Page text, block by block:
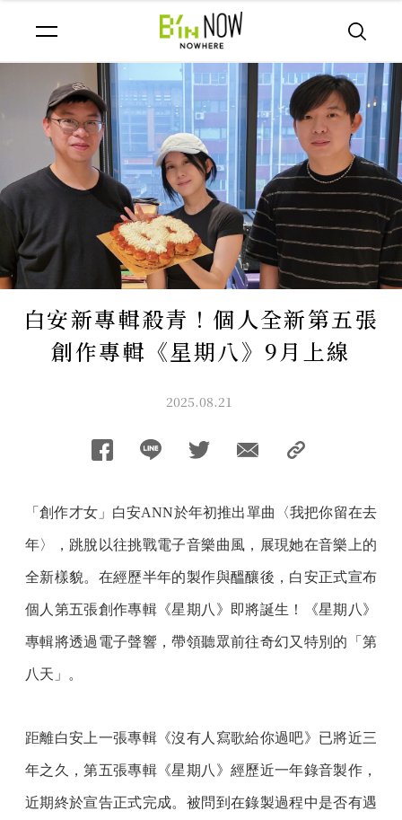
白安新專輯殺青！個人全新第五張
創作專輯《星期八》9月上線
2025.08.21
「創作才女」白安ANN於年初推出單曲〈我把你留在去
年〉，跳脫以往挑戰電子音樂曲風，展現她在音樂上的
全新樣貌。在經歷半年的製作與醞釀後，白安正式宣布
個人第五張創作專輯《星期八》即將誕生！《星期八》
專輯將透過電子聲響，帶領聽眾前往奇幻又特別的「第
八天」。
距離白安上一張專輯《沒有人寫歌給你過吧》已將近三
年之久，第五張專輯《星期八》經歷近一年錄音製作，
近期終於宣告正式完成。被問到在錄製過程中是否有遇